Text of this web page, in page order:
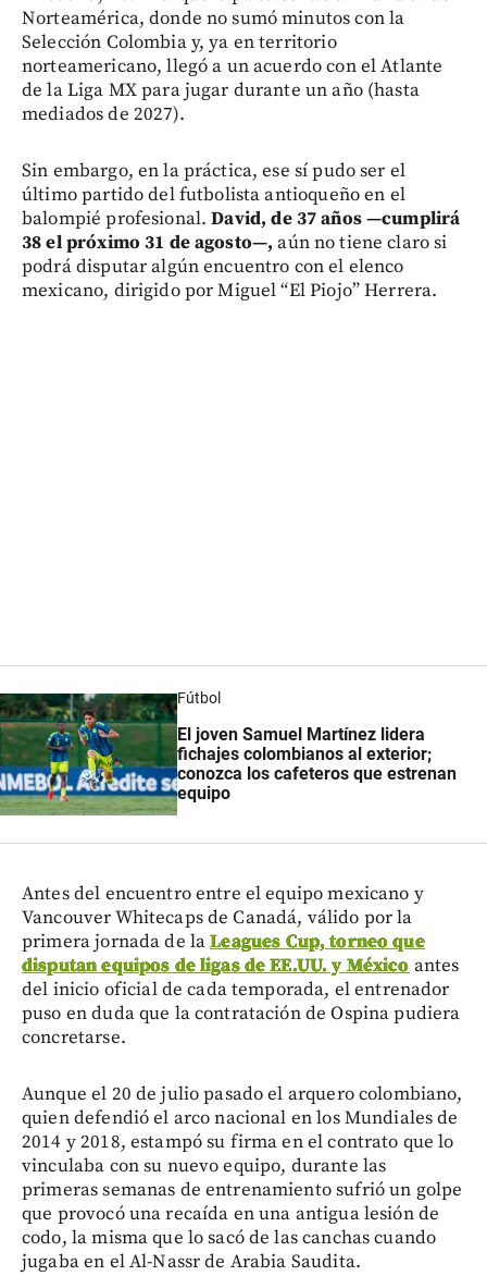
Norteamérica, donde no sumó minutos con la
Selección Colombia y, ya en territorio
norteamericano, llegó a un acuerdo con el Atlante
de la Liga MX para jugar durante un año (hasta
mediados de 2027).
Sin embargo, en la práctica, ese sí pudo ser el
último partido del futbolista antioqueño en el
balompié profesional.David, de 37 años —cumplirá
38 el próximo 31 de agosto—, aún no tiene claro si
podrá disputar algún encuentro con el elenco
mexicano, dirigido por Miguel “El Piojo” Herrera.
Fútbol
El joven Samuel Martínez lidera
fichajes colombianos al exterior;
conozca los cafeteros que estrenan
equipo
Antes del encuentro entre el equipo mexicano y
Vancouver Whitecaps de Canadá, válido por la
primera jornada de laLeagues Cup, torneo que
disputan equipos de ligas de EE.UU. y México antes
del inicio oficial de cada temporada, el entrenador
puso en duda que la contratación de Ospina pudiera
concretarse.
Aunque el 20 de julio pasado el arquero colombiano,
quien defendió el arco nacional en los Mundiales de
2014 y 2018, estampó su firma en el contrato que lo
vinculaba con su nuevo equipo, durante las
primeras semanas de entrenamiento sufrió un golpe
que provocó una recaída en una antigua lesión de
codo, la misma que lo sacó de las canchas cuando
jugaba en el Al-Nassr de Arabia Saudita.